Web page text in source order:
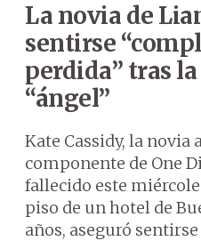
La novia de
sentirse
perdida” tras
“ángel”
Kate Cassidy, la novia
componente de One
fallecido este
piso de un hotel de
años, aseguró